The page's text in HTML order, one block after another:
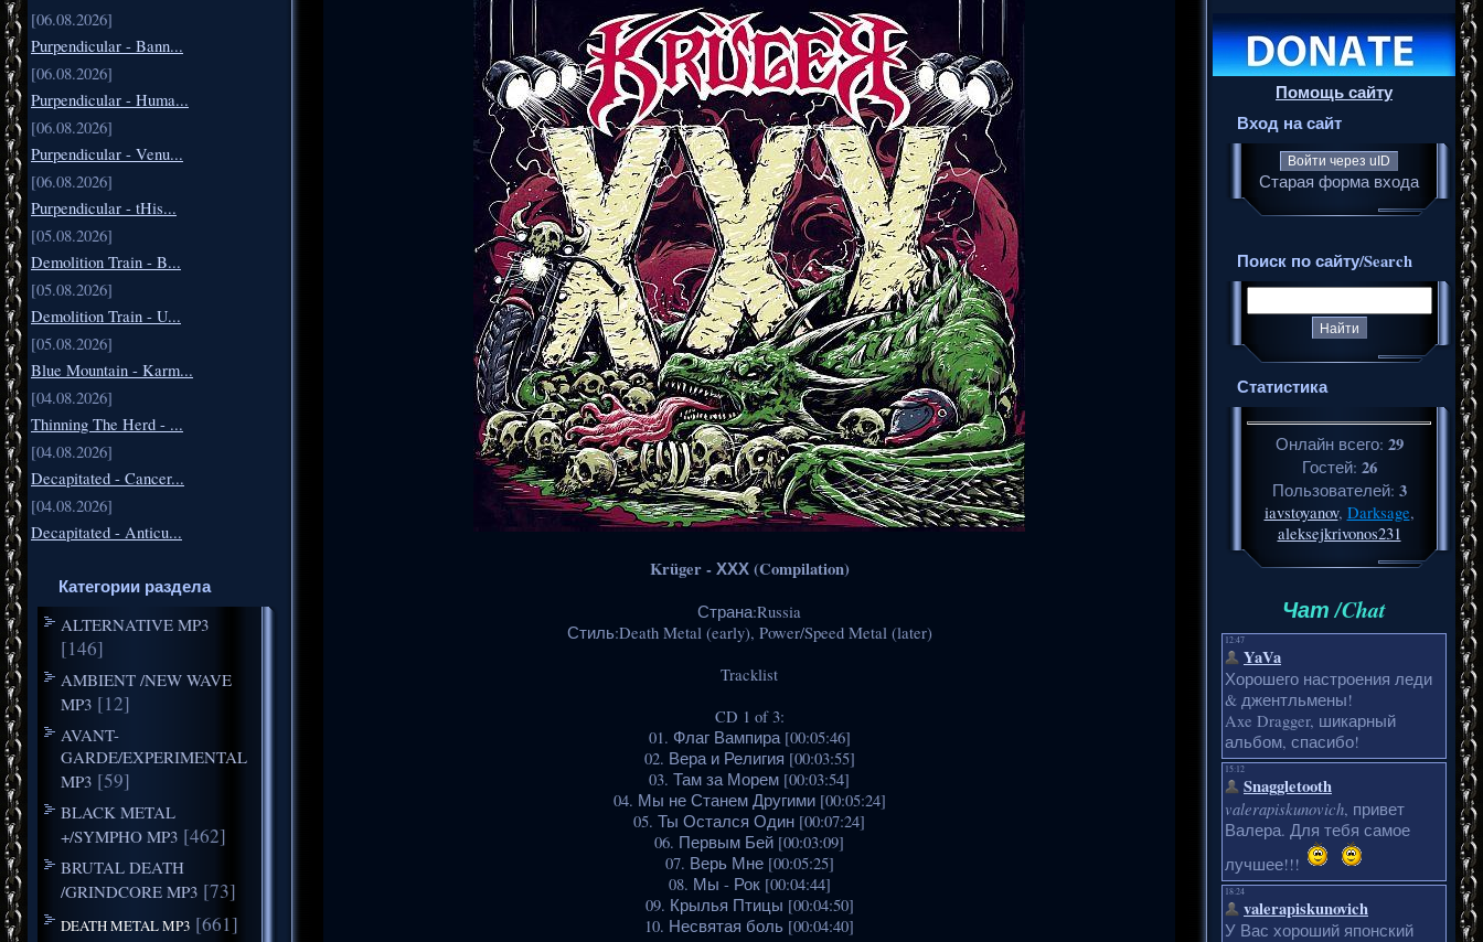
[06.08.2026]
Purpendicular - Bann...
[06.08.2026]
Purpendicular - Huma...
[06.08.2026]
Purpendicular - Venu...
[06.08.2026]
Purpendicular - tHis...
[05.08.2026]
Demolition Train - B...
[05.08.2026]
Demolition Train - U...
[05.08.2026]
Blue Mountain - Karm...
[04.08.2026]
Thinning The Herd - ...
[04.08.2026]
Decapitated - Cancer...
[04.08.2026]
Decapitated - Anticu...
Категории раздела
ALTERNATIVE MP3
[146]
AMBIENT /NEW WAVE
MP3 [12]
AVANT-
GARDE/EXPERIMENTAL
MP3 [59]
BLACK METAL
+/SYMPHO MP3 [462]
BRUTAL DEATH
/GRINDCORE MP3 [73]
DEATH METAL MP3 [661]
Krüger - ХХХ (Compilation)
Страна:Russia
Стиль:Death Metal (early), Power/Speed Metal (later)
Tracklist
CD 1 of 3:
01. Флаг Вампира [00:05:46]
02. Вера и Религия [00:03:55]
03. Там за Морем [00:03:54]
04. Мы не Станем Другими [00:05:24]
05. Ты Остался Один [00:07:24]
06. Первым Бей [00:03:09]
07. Верь Мне [00:05:25]
08. Мы - Рок [00:04:44]
09. Крылья Птицы [00:04:50]
10. Несвятая боль [00:04:40]
Помощь сайту
Вход на сайт
Войти через uID
Старая форма входа
Поиск по сайту/Search
Статистика
Онлайн всего: 29
Гостей: 26
Пользователей: 3
iavstoyanov, Darksage,
aleksejkrivonos231
Чат /Chat